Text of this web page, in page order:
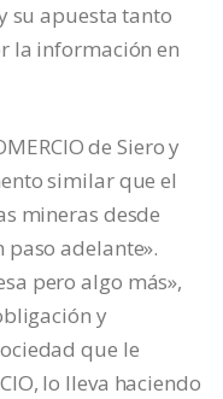
su apuesta tanto
la información en
de Siero y
similar que el
mineras desde
paso adelante».
pero algo más»,
y
que le
lo lleva haciendo